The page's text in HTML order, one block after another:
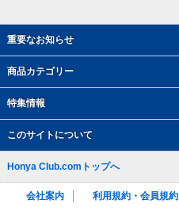
重要なお知らせ
商品カテゴリー
特集情報
このサイトについて
Honya Club.comトップへ
会社案内 利用規約・会員規約